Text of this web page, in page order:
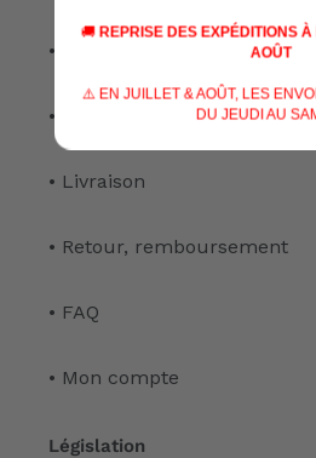
• Notre atelier
• Nous contacter
• Livraison
• Retour, remboursement
• FAQ
• Mon compte
Législation
🚚 REPRISE DES EXPÉDITIONS
AOÛT
⚠️ EN JUILLET & AOÛT, LES
DU JEUDI AU